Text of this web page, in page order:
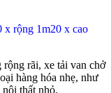
x rộng 1m20 x cao
rãi, xe tải van chở
hàng hóa nhẹ, như
thất nhỏ.